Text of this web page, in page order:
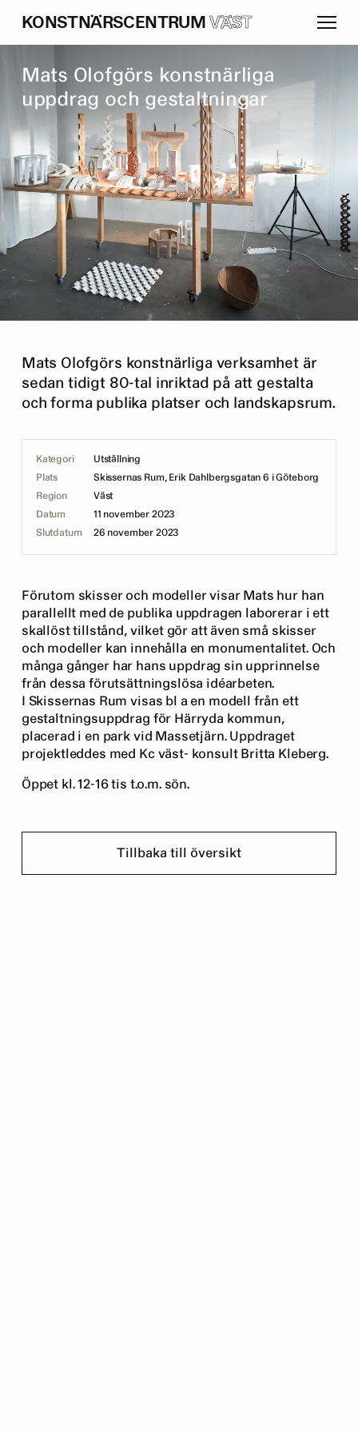
KONSTNÄRSCENTRUM VÄST
Mats Olofgörs konstnärliga
uppdrag och gestaltningar
Mats Olofgörs konstnärliga verksamhet är
sedan tidigt 80-tal inriktad på att gestalta
och forma publika platser och landskapsrum.
Kategori
Utställning
Plats
Skissernas Rum, Erik Dahlbergsgatan 6 i Göteborg
Region
Väst
Datum
11 november 2023
Slutdatum
26 november 2023
Förutom skisser och modeller visar Mats hur han
parallellt med de publika uppdragen laborerar i ett
skallöst tillstånd, vilket gör att även små skisser
och modeller kan innehålla en monumentalitet. Och
många gånger har hans uppdrag sin upprinnelse
från dessa förutsättningslösa idéarbeten.
I Skissernas Rum visas bl a en modell från ett
gestaltningsuppdrag för Härryda kommun,
placerad i en park vid Massetjärn. Uppdraget
projektleddes med Kc väst- konsult Britta Kleberg.
Öppet kl. 12-16 tis t.o.m. sön.
Tillbaka till översikt